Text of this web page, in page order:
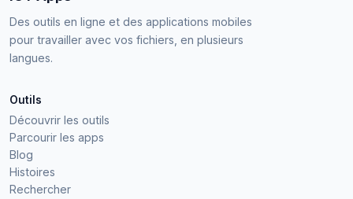
Des outils en ligne et des applications mobiles
pour travailler avec vos fichiers, en plusieurs
langues.
Outils
Découvrir les outils
Parcourir les apps
Blog
Histoires
Rechercher